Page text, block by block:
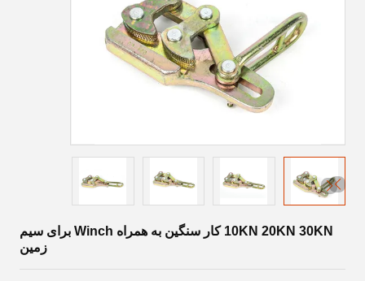
10KN 20KN 30KN کار سنگین به همراه Winch برای سیم
زمین